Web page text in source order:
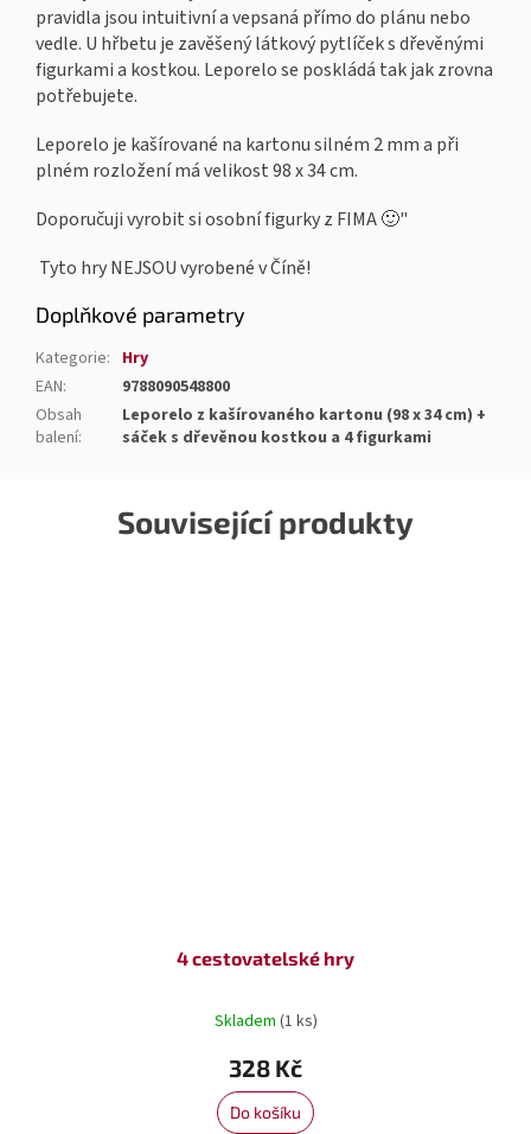
Související produkty
4 cestovatelské hry
Skladem (1 ks)
328 Kč
Do košíku
pravidla jsou intuitivní a vepsaná přímo do plánu nebo
vedle. U hřbetu je zavěšený látkový pytlíček s dřevěnými
figurkami a kostkou. Leporelo se poskládá tak jak zrovna
potřebujete.
Leporelo je kašírované na kartonu silném 2 mm a při
plném rozložení má velikost 98 x 34 cm.
Doporučuji vyrobit si osobní figurky z FIMA 🙂"
Tyto hry NEJSOU vyrobené v Číně!
Doplňkové parametry
Kategorie: Hry
EAN:
9788090548800
Obsah
balení:
Leporelo z kašírovaného kartonu (98 x 34 cm) +
sáček s dřevěnou kostkou a 4 figurkami